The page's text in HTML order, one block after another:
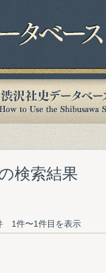
検索結果
1件〜1件目を表示